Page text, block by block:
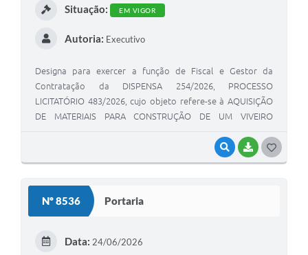
VISUALIZAR
BAIXAR
Situação: EM VIGOR
Autoria: Executivo
Designa para exercer a função de Fiscal e Gestor da
Contratação da DISPENSA 254/2026, PROCESSO
LICITATÓRIO 483/2026, cujo objeto refere-se à AQUISIÇÃO
DE MATERIAIS PARA CONSTRUÇÃO DE UM VIVEIRO
Nº 8536 Portaria
Data: 24/06/2026